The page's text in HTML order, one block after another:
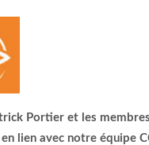
Portier et les
en lien avec notre équipe